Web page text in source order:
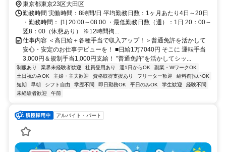
※現場への直行直帰OK
東京都東京23区大田区
勤務時間 実働時間：8時間/日 平均勤務日数：1ヶ月あたり4日～20日
・勤務時間： [1] 20:00～08:00 ・最低勤務日数（週）：1日 20：00～
翌8：00（休憩あり） ※12時間拘...
仕事内容 ＜高日給＋各種手当で収入アップ！＞普通免許を活かして
安心・安定のお仕事デビューを！ ■日給1万7040円 そこに 運転手当
3,000円＆規制手当1,000円支給！ ”普通免許”を活かしてシッ...
制服あり 業界未経験者歓迎 社員登用あり 週1日からOK
副業・WワークOK
土日祝のみOK
主婦・主夫歓迎 資格取得支援あり フリーター歓迎
給料前払いOK
短期
早朝 シフト自由 学歴不問 即日勤務OK 平日のみOK 学生歓迎
経験不問
未経験者歓迎
午前
アルバイト・パート